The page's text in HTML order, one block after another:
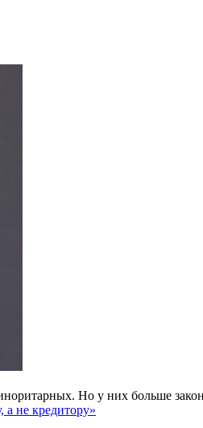
Но у них больше
не кредитору»